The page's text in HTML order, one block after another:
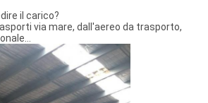
il carico?
via mare, dall'aereo da trasporto,